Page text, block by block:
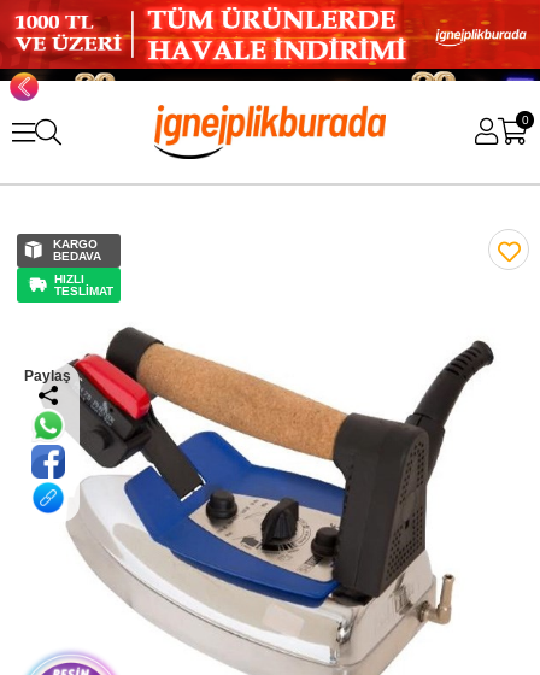
0
KARGO
BEDAVA
HIZLI
TESLİMAT
Paylaş